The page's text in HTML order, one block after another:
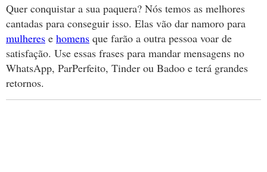
Quer conquistar a sua paquera? Nós temos as melhores
cantadas para conseguir isso. Elas vão dar namoro para
mulheres e homens que farão a outra pessoa voar de
satisfação. Use essas frases para mandar mensagens no
WhatsApp, ParPerfeito, Tinder ou Badoo e terá grandes
retornos.